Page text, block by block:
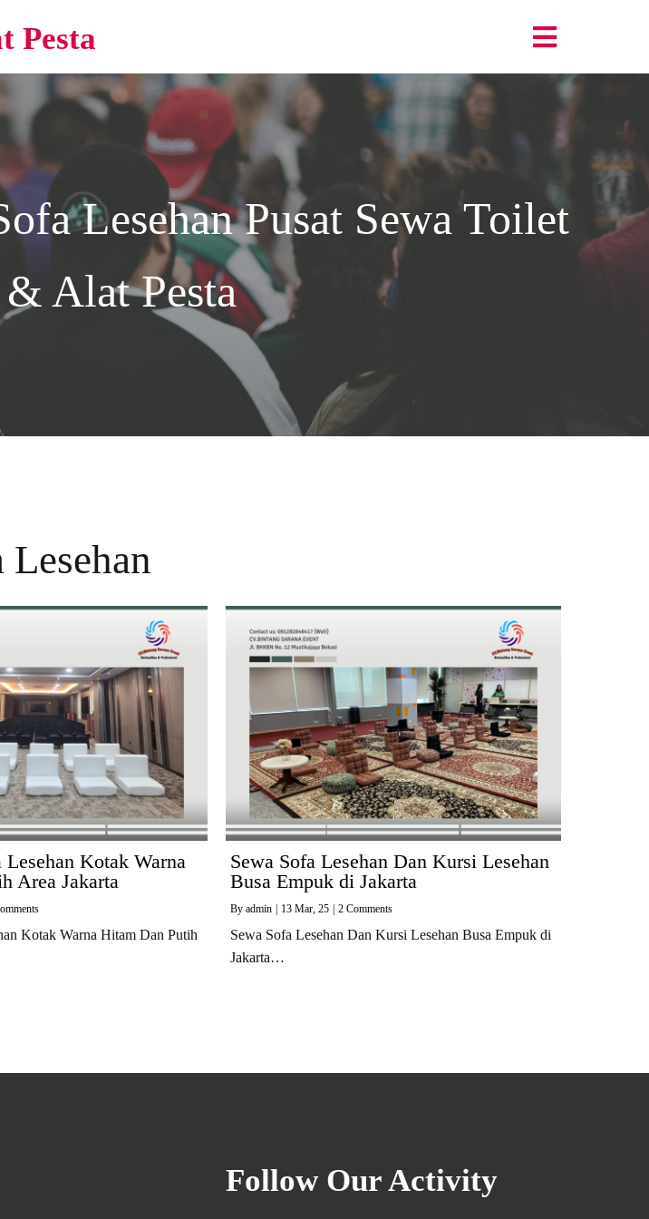
Pesta
LesehanPusat Sewa Toilet
Alat Pesta
Lesehan
Lesehan Kotak Warna
Area Jakarta
Kotak Warna Hitam Dan Putih
Sewa Sofa Lesehan Dan Kursi Lesehan
Busa Empuk di Jakarta
By admin 13 Mar, 25 2 Comments
Sewa Sofa Lesehan Dan Kursi Lesehan Busa Empuk di
Jakarta…
Follow Our Activity